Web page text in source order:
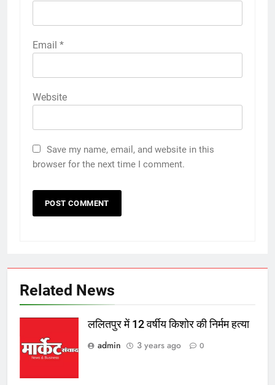
Email *
Website
Save my name, email, and website in this
browser for the next time I comment.
Related News
ललितपुर में 12 वर्षीय किशोर की निर्मम हत्या
admin
3 years ago 0